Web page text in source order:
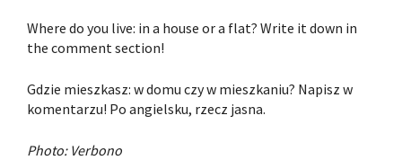
Where do you live: in a house or a flat? Write it down in
the comment section!
Gdzie mieszkasz: w domu czy w mieszkaniu? Napisz w
komentarzu! Po angielsku, rzecz jasna.
Photo: Verbono